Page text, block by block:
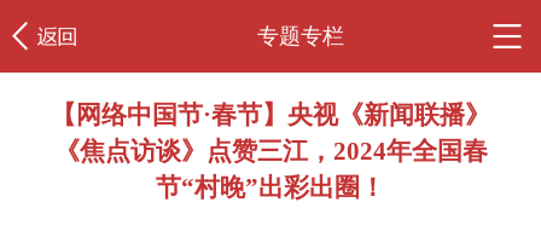
专题专栏
【网络中国节·春节】央视《新闻联播》
《焦点访谈》点赞三江，2024年全国春
节“村晚”出彩出圈！